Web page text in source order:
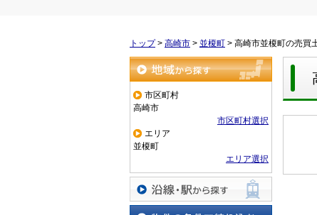
トップ> 高崎市 > 並榎町 > 高崎市並榎町の売買
地域から探す
市区町村
高崎市
市区町村選択
エリア
並榎町
エリア選択
沿線・駅から探す